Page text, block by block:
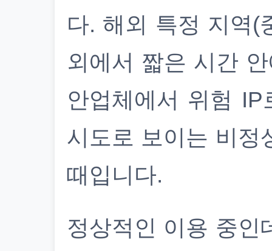
다. 해외 특정 지역(
외에서 짧은 시간
안업체에서 위험
시도로 보이는 비정
때입니다.
정상적인 이용 중인